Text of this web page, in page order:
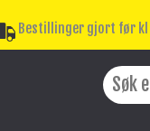
Bestillinger gjort før kl